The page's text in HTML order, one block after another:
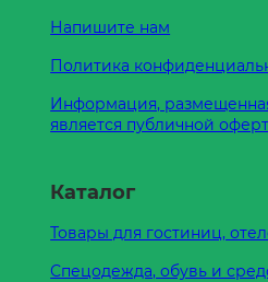
Напишите нам
Политика
Информация,
является публичной
Каталог
Товары для гостиниц,
Спецодежда, обувь и